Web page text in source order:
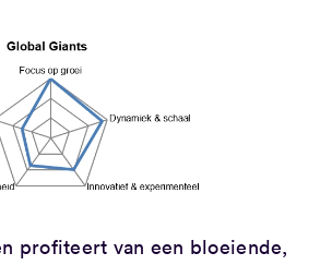
profiteert van een bloeiende,